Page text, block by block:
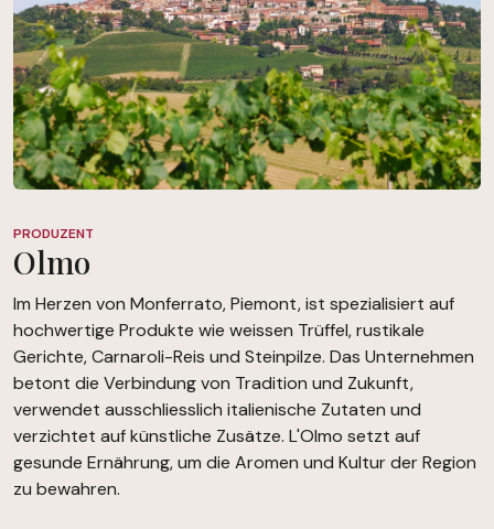
PRODUZENT
Olmo
Im Herzen von Monferrato, Piemont, ist spezialisiert auf
hochwertige Produkte wie weissen Trüffel, rustikale
Gerichte, Carnaroli-Reis und Steinpilze. Das Unternehmen
betont die Verbindung von Tradition und Zukunft,
verwendet ausschliesslich italienische Zutaten und
verzichtet auf künstliche Zusätze. L'Olmo setzt auf
gesunde Ernährung, um die Aromen und Kultur der Region
zu bewahren.